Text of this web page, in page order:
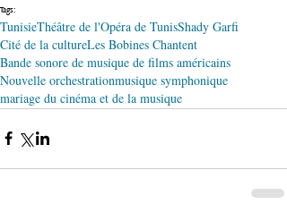
Tags:
TunisieThéâtre de l'Opéra de TunisShady Garfi
Cité de la cultureLes Bobines Chantent
Bande sonore de musique de films américains
Nouvelle orchestrationmusique symphonique
mariage du cinéma et de la musique